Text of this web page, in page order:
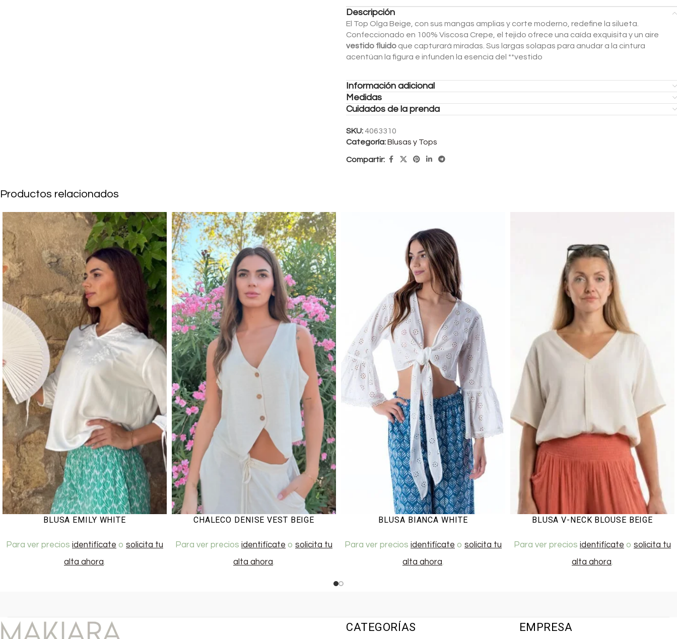
Descripción
El Top Olga Beige, con sus mangas amplias y corte moderno, redefine la silueta.
Confeccionado en 100% Viscosa Crepe, el tejido ofrece una caída exquisita y un aire
vestido fluido que capturará miradas. Sus largas solapas para anudar a la cintura
acentúan la figura e infunden la esencia del **vestido
Información adicional
Medidas
Cuidados de la prenda
SKU:4063310
Categoría:Blusas y Tops
Compartir:
Productos relacionados
BLUSA EMILY WHITE
Para ver precios identifícate o solicita tu
alta ahora.
CHALECO DENISE VEST BEIGE
Para ver precios identifícate o solicita tu
alta ahora.
BLUSA BIANCA WHITE
Para ver precios identifícate o solicita tu
alta ahora.
BLUSA V-NECK BLOUSE BEIGE
Para ver precios identifícate o solicita tu
alta ahora.
CATEGORÍAS EMPRESA